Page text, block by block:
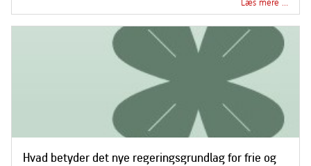
Hvad betyder det nye regeringsgrundlag for frie og